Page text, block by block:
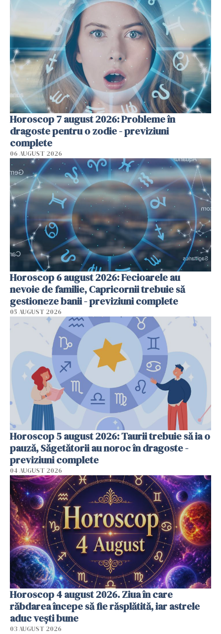
Horoscop 7 august 2026: Probleme în
dragoste pentru o zodie - previziuni
complete
06 AUGUST 2026
Horoscop 6 august 2026: Fecioarele au
nevoie de familie, Capricornii trebuie să
gestioneze banii - previziuni complete
05 AUGUST 2026
Horoscop 5 august 2026: Taurii trebuie să ia o
pauză, Săgetătorii au noroc în dragoste -
previziuni complete
04 AUGUST 2026
Horoscop 4 august 2026. Ziua în care
răbdarea începe să fie răsplătită, iar astrele
aduc vești bune
03 AUGUST 2026